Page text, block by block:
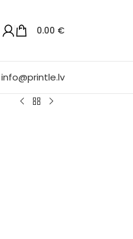
0.00 €
info@printle.lv